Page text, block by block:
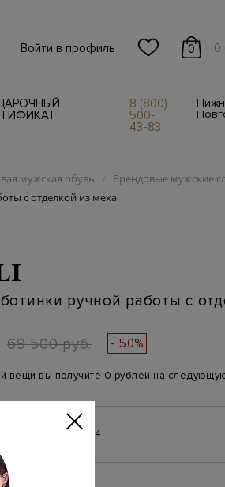
Войти в профиль 0 0
8 (800)
500-
43-83
мужская обувь / Брендовые мужские
с отделкой из меха
ручной работы с
69 500 руб. - 50%
вещи вы получите 0 рублей на
44